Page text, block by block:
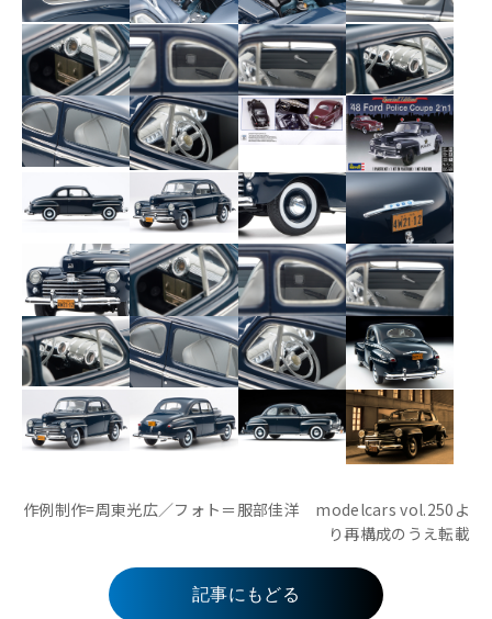
作例制作=周東光広／フォト＝服部佳洋 modelcars vol.250よ
り再構成のうえ転載
記事にもどる